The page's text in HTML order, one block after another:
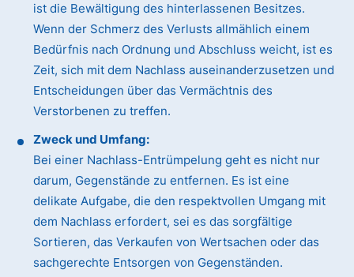
ist die Bewältigung des hinterlassenen Besitzes.
Wenn der Schmerz des Verlusts allmählich einem
Bedürfnis nach Ordnung und Abschluss weicht, ist es
Zeit, sich mit dem Nachlass auseinanderzusetzen und
Entscheidungen über das Vermächtnis des
Verstorbenen zu treffen.
Zweck und Umfang:
Bei einer Nachlass-Entrümpelung geht es nicht nur
darum, Gegenstände zu entfernen. Es ist eine
delikate Aufgabe, die den respektvollen Umgang mit
dem Nachlass erfordert, sei es das sorgfältige
Sortieren, das Verkaufen von Wertsachen oder das
sachgerechte Entsorgen von Gegenständen.